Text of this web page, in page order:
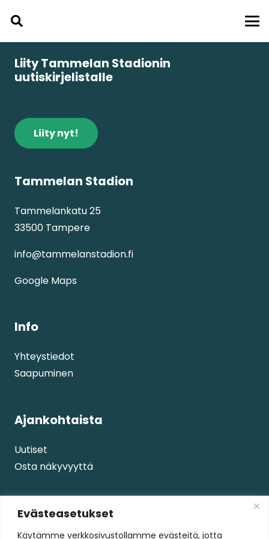
Evästeasetukset
Käytämme verkkosivustollamme evästeitä, jotta
Liity Tammelan Stadionin
uutiskirjelistalle
Liity nyt!
Tammelan Stadion
Tammelankatu 25
33500 Tampere
info@tammelanstadion.fi
Google Maps
Info
Yhteystiedot
Saapuminen
Ajankohtaista
Uutiset
Osta näkyvyyttä
Palvelut